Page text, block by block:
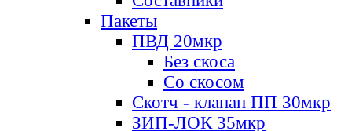
Пакеты
ПВД 20мкр
Без скоса
Со скосом
Скотч - клапан ПП 30мкр
ЗИП-ЛОК 35мкр